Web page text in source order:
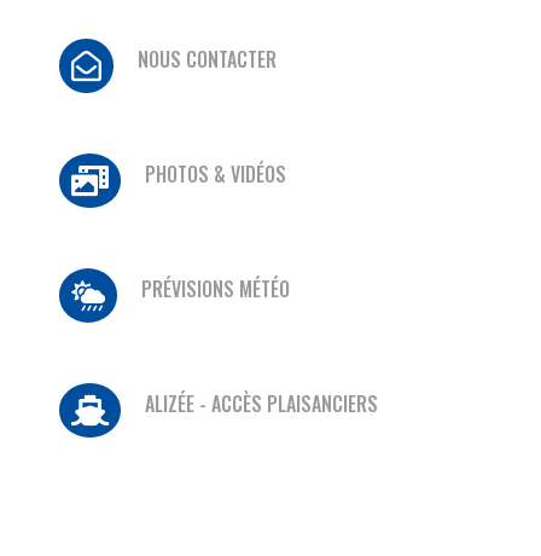
 NOUS CONTACTER
 PHOTOS & VIDÉOS
 PRÉVISIONS MÉTÉO
 ALIZÉE - ACCÈS PLAISANCIERS